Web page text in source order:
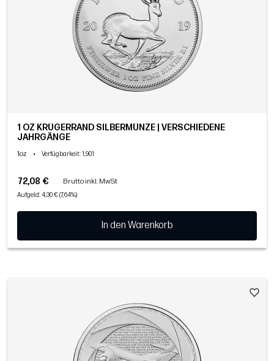
1 OZ KRÜGERRAND SILBERMÜNZE | VERSCHIEDENE
JAHRGÄNGE
1oz • Verfügbarkeit: 1,901
72,08 € Brutto inkl. MwSt
Aufgeld: 4,30 € (7,64%)
In den Warenkorb